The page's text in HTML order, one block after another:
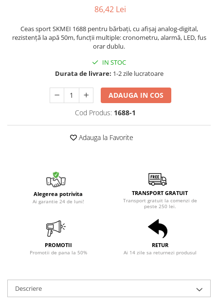
86,42 Lei
Ceas sport SKMEI 1688 pentru bărbați, cu afișaj analog-digital,
rezistență la apă 50m, funcții multiple: cronometru, alarmă, LED, fus
orar dublu.
IN STOC
Durata de livrare: 1-2 zile lucratoare
ADAUGA IN COS
Cod Produs: 1688-1
Adauga la Favorite
Alegerea potrivita
Ai garantie 24 de luni!
TRANSPORT GRATUIT
Transport gratuit la comenzi de
peste 250 lei.
PROMOTII
Promotii de pana la 50%
RETUR
Ai 14 zile sa returnezi produsul
Descriere